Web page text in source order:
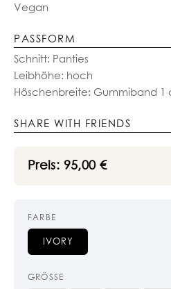
Vegan
PASSFORM
Schnitt: Panties
Leibhöhe: hoch
Höschenbreite: Gummiband 1
SHARE WITH FRIENDS
Preis: 95,00 €
FARBE
IVORY
GRÖSSE